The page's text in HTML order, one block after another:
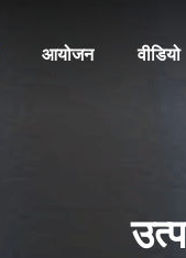
आयोजन वीडियो